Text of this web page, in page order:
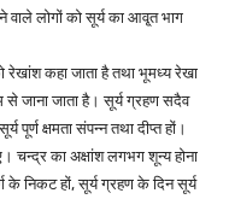
लोगों को सूर्य का आवृ्त भाग
रेखांश कहा जाता है तथा भूमध्य रेखा
से जाना जाता है। सूर्य ग्रहण सदैव
पूर्ण क्षमता संपन्न तथा दीप्त हों।
चन्द्र का अक्षांश लगभग शून्य होना
के निकट हों, सूर्य ग्रहण के दिन सूर्य